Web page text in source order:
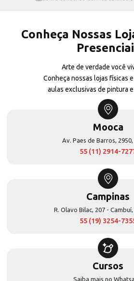
Conheça Nossas
Arte de verdade você
Conheça nossas lojas físicas
aulas exclusivas de pintura
Mooca
Av. Paes de Barros,
55 (11) 2914-
Campinas
R. Olavo Bilac, 207 -
55 (19) 3254-
Cursos
Saiba mais no